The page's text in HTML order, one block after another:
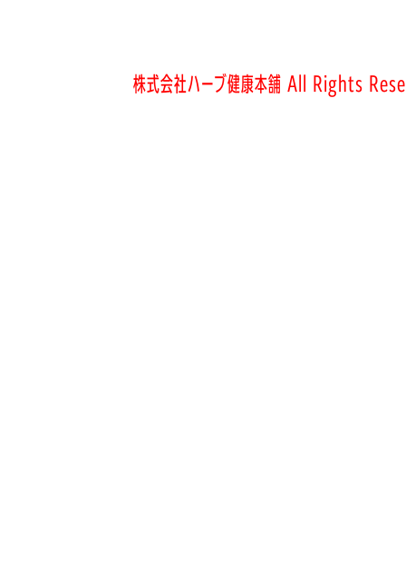
株式会社ハーブ健康本舗 All Rights